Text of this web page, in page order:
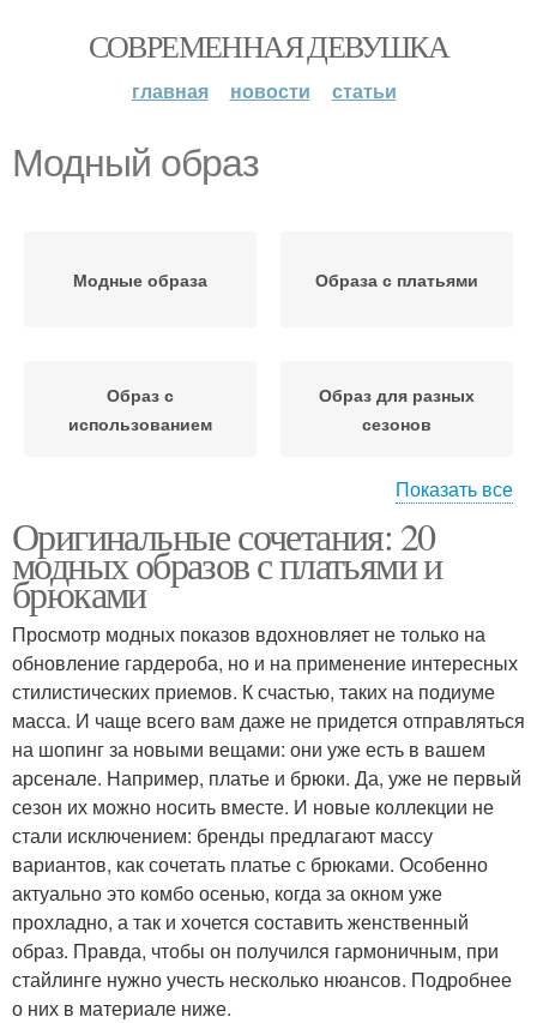
СОВРЕМЕННАЯ ДЕВУШКА
главная новости статьи
Модный образ
Модные образа Образа с платьями
Образ с
использованием
Образ для разных
сезонов
Модные тренды Удобный образ
Образ с платьем Вечерний образ
Показать все
Оригинальные сочетания: 20
модных образов с платьями и
брюками
Просмотр модных показов вдохновляет не только на
обновление гардероба, но и на применение интересных
стилистических приемов. К счастью, таких на подиуме
масса. И чаще всего вам даже не придется отправляться
на шопинг за новыми вещами: они уже есть в вашем
арсенале. Например, платье и брюки. Да, уже не первый
сезон их можно носить вместе. И новые коллекции не
стали исключением: бренды предлагают массу
вариантов, как сочетать платье с брюками. Особенно
актуально это комбо осенью, когда за окном уже
прохладно, а так и хочется составить женственный
образ. Правда, чтобы он получился гармоничным, при
стайлинге нужно учесть несколько нюансов. Подробнее
о них в материале ниже.